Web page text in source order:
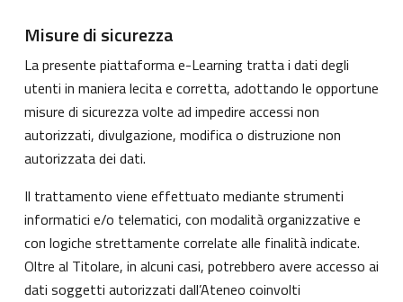
Misure di sicurezza
La presente piattaforma e-Learning tratta i dati degli
utenti in maniera lecita e corretta, adottando le opportune
misure di sicurezza volte ad impedire accessi non
autorizzati, divulgazione, modifica o distruzione non
autorizzata dei dati.
Il trattamento viene effettuato mediante strumenti
informatici e/o telematici, con modalità organizzative e
con logiche strettamente correlate alle finalità indicate.
Oltre al Titolare, in alcuni casi, potrebbero avere accesso ai
dati soggetti autorizzati dall’Ateneo coinvolti